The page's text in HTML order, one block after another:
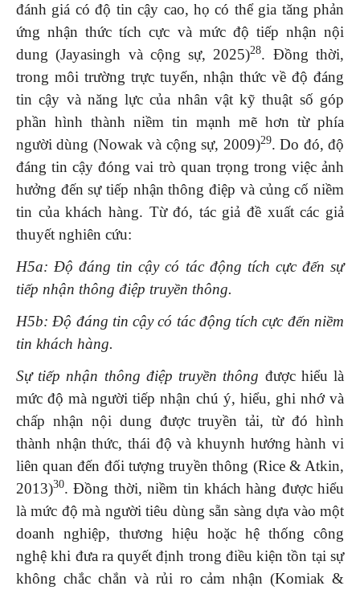
đánh giá có độ tin cậy cao, họ có thể gia tăng phản
ứng nhận thức tích cực và mức độ tiếp nhận nội
dung (Jayasingh và cộng sự, 2025)28. Đồng thời,
trong môi trường trực tuyến, nhận thức về độ đáng
tin cậy và năng lực của nhân vật kỹ thuật số góp
phần hình thành niềm tin mạnh mẽ hơn từ phía
người dùng (Nowak và cộng sự, 2009)29. Do đó, độ
đáng tin cậy đóng vai trò quan trọng trong việc ảnh
hưởng đến sự tiếp nhận thông điệp và củng cố niềm
tin của khách hàng. Từ đó, tác giả đề xuất các giả
thuyết nghiên cứu:
H5a: Độ đáng tin cậy có tác động tích cực đến sự
tiếp nhận thông điệp truyền thông.
H5b: Độ đáng tin cậy có tác động tích cực đến niềm
tin khách hàng.
Sự tiếp nhận thông điệp truyền thông được hiểu là
mức độ mà người tiếp nhận chú ý, hiểu, ghi nhớ và
chấp nhận nội dung được truyền tải, từ đó hình
thành nhận thức, thái độ và khuynh hướng hành vi
liên quan đến đối tượng truyền thông (Rice & Atkin,
2013)30. Đồng thời, niềm tin khách hàng được hiểu
là mức độ mà người tiêu dùng sẵn sàng dựa vào một
doanh nghiệp, thương hiệu hoặc hệ thống công
nghệ khi đưa ra quyết định trong điều kiện tồn tại sự
không chắc chắn và rủi ro cảm nhận (Komiak &